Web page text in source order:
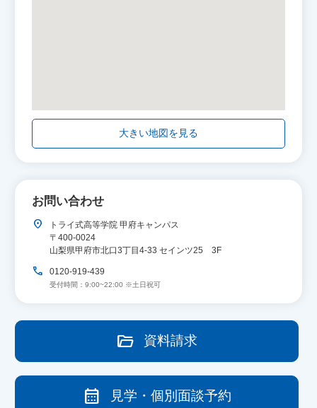
大きい地図を見る
お問い合わせ
location_on
トライ式高等学院 甲府キャンパス
〒400-0024
山梨県甲府市北口3丁目4-33 セインツ25 3F
call 0120-919-439
受付時間：9:00~22:00 ※土日祝可
folder_open 資料請求
calendar_month 見学・個別面談予約